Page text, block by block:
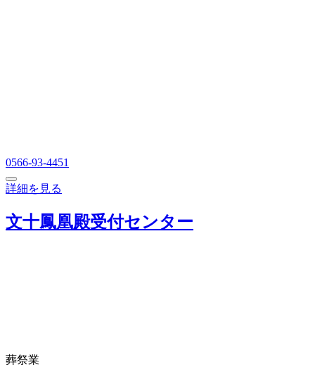
0566-93-4451
詳細を見る
文十鳳凰殿受付センター
葬祭業